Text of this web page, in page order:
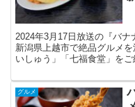
2024年3月17日放送の『バ
新潟県上越市で絶品グルメ
いしゅう」「七福食堂」を
最後までお読みいただける
グルメ